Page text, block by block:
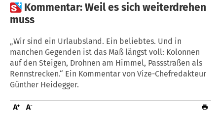
 Kommentar: Weil es sich weiterdrehen
muss
„Wir sind ein Urlaubsland. Ein beliebtes. Und in
manchen Gegenden ist das Maß längst voll: Kolonnen
auf den Steigen, Drohnen am Himmel, Passstraßen als
Rennstrecken.“ Ein Kommentar von Vize-Chefredakteur
Günther Heidegger.